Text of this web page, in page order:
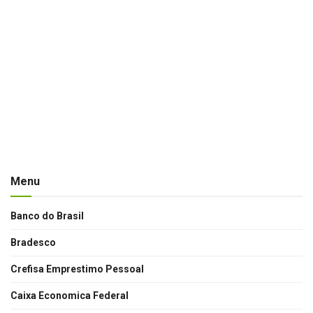
Menu
Banco do Brasil
Bradesco
Crefisa Emprestimo Pessoal
Caixa Economica Federal